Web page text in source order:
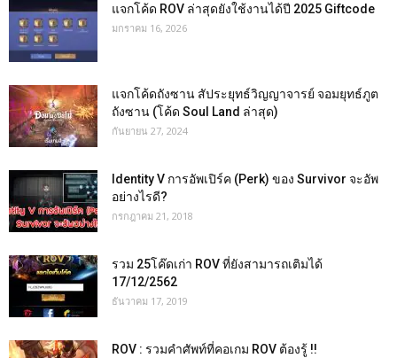
แจกโค้ด ROV ล่าสุดยังใช้งานได้ปี 2025 Giftcode
มกราคม 16, 2026
แจกโค้ดถังซาน สัประยุทธ์วิญญาจารย์ จอมยุทธ์ภูต
ถังซาน (โค้ด Soul Land ล่าสุด)
กันยายน 27, 2024
Identity V การอัพเปิร์ค (Perk) ของ Survivor จะอัพ
อย่างไรดี?
กรกฎาคม 21, 2018
รวม 25โค๊ดเก่า ROV ที่ยังสามารถเติมได้
17/12/2562
ธันวาคม 17, 2019
ROV : รวมคำศัพท์ที่คอเกม ROV ต้องรู้ !!